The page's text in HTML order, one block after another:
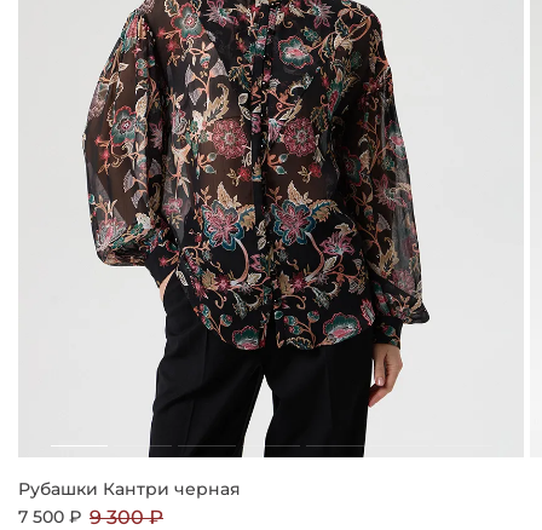
Рубашки Кантри черная
7 500 ₽ 9 300 ₽